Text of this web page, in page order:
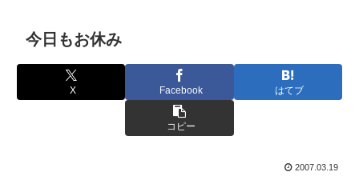
今日もお休み
X Facebook はてブ
コピー
2007.03.19